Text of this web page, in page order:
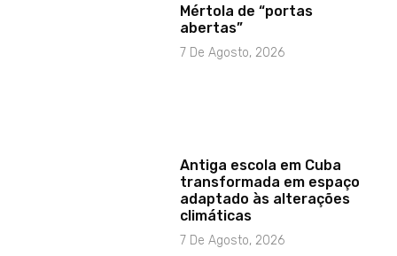
Mértola de “portas
abertas”
7 De Agosto, 2026
Antiga escola em Cuba
transformada em espaço
adaptado às alterações
climáticas
7 De Agosto, 2026